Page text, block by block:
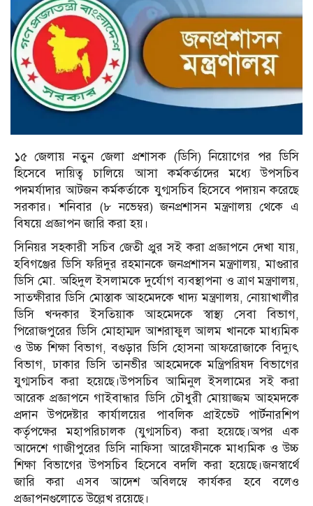
১৫ জেলায় নতুন জেলা প্রশাসক (ডিসি) নিয়োগের পর ডিসি
হিসেবে দায়িত্ব চালিয়ে আসা কর্মকর্তাদের মধ্যে উপসচিব
পদমর্যাদার আটজন কর্মকর্তাকে যুগ্মসচিব হিসেবে পদায়ন করেছে
সরকার। শনিবার (৮ নভেম্বর) জনপ্রশাসন মন্ত্রণালয় থেকে এ
বিষয়ে প্রজ্ঞাপন জারি করা হয়।
সিনিয়র সহকারী সচিব জেতী প্রুর সই করা প্রজ্ঞাপনে দেখা যায়,
হবিগঞ্জের ডিসি ফরিদুর রহমানকে জনপ্রশাসন মন্ত্রণালয়, মাগুরার
ডিসি মো. অহিদুল ইসলামকে দুর্যোগ ব্যবস্থাপনা ও ত্রাণ মন্ত্রণালয়,
সাতক্ষীরার ডিসি মোস্তাক আহমেদকে খাদ্য মন্ত্রণালয়, নোয়াখালীর
ডিসি খন্দকার ইসতিয়াক আহমেদকে স্বাস্থ্য সেবা বিভাগ,
পিরোজপুরের ডিসি মোহাম্মদ আশরাফুল আলম খানকে মাধ্যমিক
ও উচ্চ শিক্ষা বিভাগ, বগুড়ার ডিসি হোসনা আফরোজাকে বিদ্যুৎ
বিভাগ, ঢাকার ডিসি তানভীর আহমেদকে মন্ত্রিপরিষদ বিভাগের
যুগ্মসচিব করা হয়েছে।উপসচিব আমিনুল ইসলামের সই করা
আরেক প্রজ্ঞাপনে গাইবান্ধার ডিসি চৌধুরী মোয়াজ্জম আহমদকে
প্রদান উপদেষ্টার কার্যালয়ের পাবলিক প্রাইভেট পার্টনারশিপ
কর্তৃপক্ষের মহাপরিচালক (যুগ্মসচিব) করা হয়েছে।অপর এক
আদেশে গাজীপুরের ডিসি নাফিসা আরেফীনকে মাধ্যমিক ও উচ্চ
শিক্ষা বিভাগের উপসচিব হিসেবে বদলি করা হয়েছে।জনস্বার্থে
জারি করা এসব আদেশ অবিলম্বে কার্যকর হবে বলেও
প্রজ্ঞাপনগুলোতে উল্লেখ রয়েছে।